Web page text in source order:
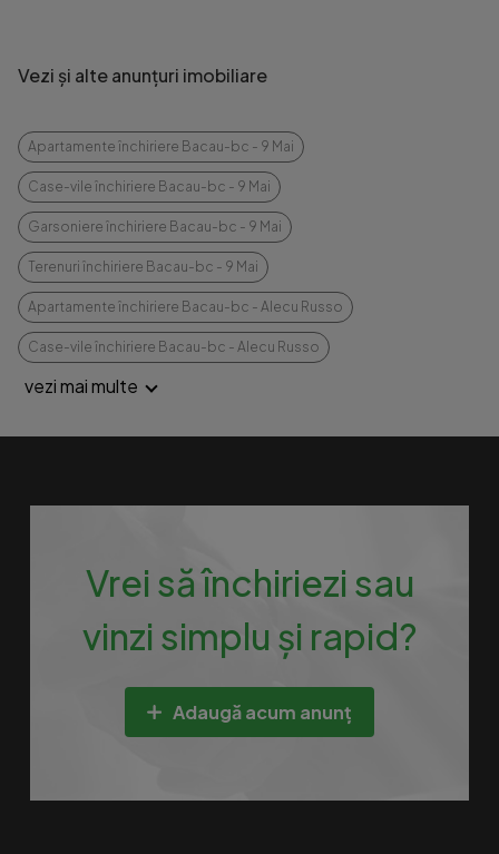
Vezi și alte anunțuri imobiliare
Apartamente închiriere Bacau-bc - 9 Mai
Case-vile închiriere Bacau-bc - 9 Mai
Garsoniere închiriere Bacau-bc - 9 Mai
Terenuri închiriere Bacau-bc - 9 Mai
Apartamente închiriere Bacau-bc - Alecu Russo
Case-vile închiriere Bacau-bc - Alecu Russo
vezi mai multe
Vrei să închiriezi sau
vinzi simplu și rapid?
Adaugă acum anunț